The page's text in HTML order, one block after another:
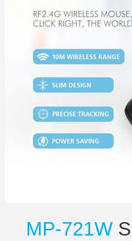
MP-721W